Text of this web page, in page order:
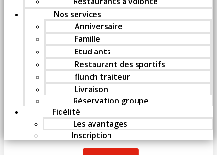
Nos services
Anniversaire
Famille
Etudiants
Restaurant des sportifs
flunch traiteur
Livraison
Réservation groupe
Fidélité
Les avantages
Inscription